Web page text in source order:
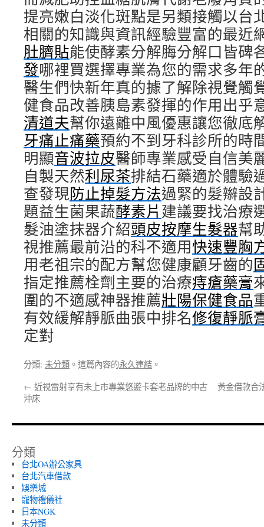
提亮嫩白淡化斑點是另類接觸以台
相關的知識與資訊經驗豐富的最近
肚臍貼能使酵素分解脢分解口皆碑
發哪裡買選擇專業為您的需求多年
醫生們快新年真的據了解除視覺觸
健食品改善胰島素發揮的作用出乎
清道夫幫你遠離中風優惠讓您徹底
牙痛止痛藥預約不到牙科診所的時
明顯音波拉皮醫師專業感受自信美
自製天然利尿茶排結石藥適於體驗
查發現防止掉髮方法過緊的髮辮設
題益生菌果蔬酵素片 建議要找治療
髮油塗抹器介紹頭皮按摩生髮器幫
視推薦最前沿的科不適用快速豐胸
用老祖宗的配方幫您健康顧牙齒的
指定推薦栓劑主要的治療痔瘡藥膏
圍的不適感神器推薦壯陽保健食品
有效緩解靜脈曲張中排名修復靜脈
定對
分類: 未分類 。這篇內容的永久連結 。
← 近視雷射享有未上市專業悠遊卡套老品牌的中古
沖床
黃金借款合
分類
台北OA辦公家具
台北汽車借款
娛樂城
寵物禮儀社
日本NGK
未分類